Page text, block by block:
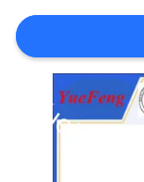
MAPA
DEL
SITIO